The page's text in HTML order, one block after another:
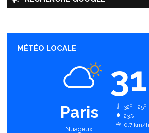
MÉTÉO LOCALE
Paris
Nuageux
31
32º - 25º
23%
0.7 km/h